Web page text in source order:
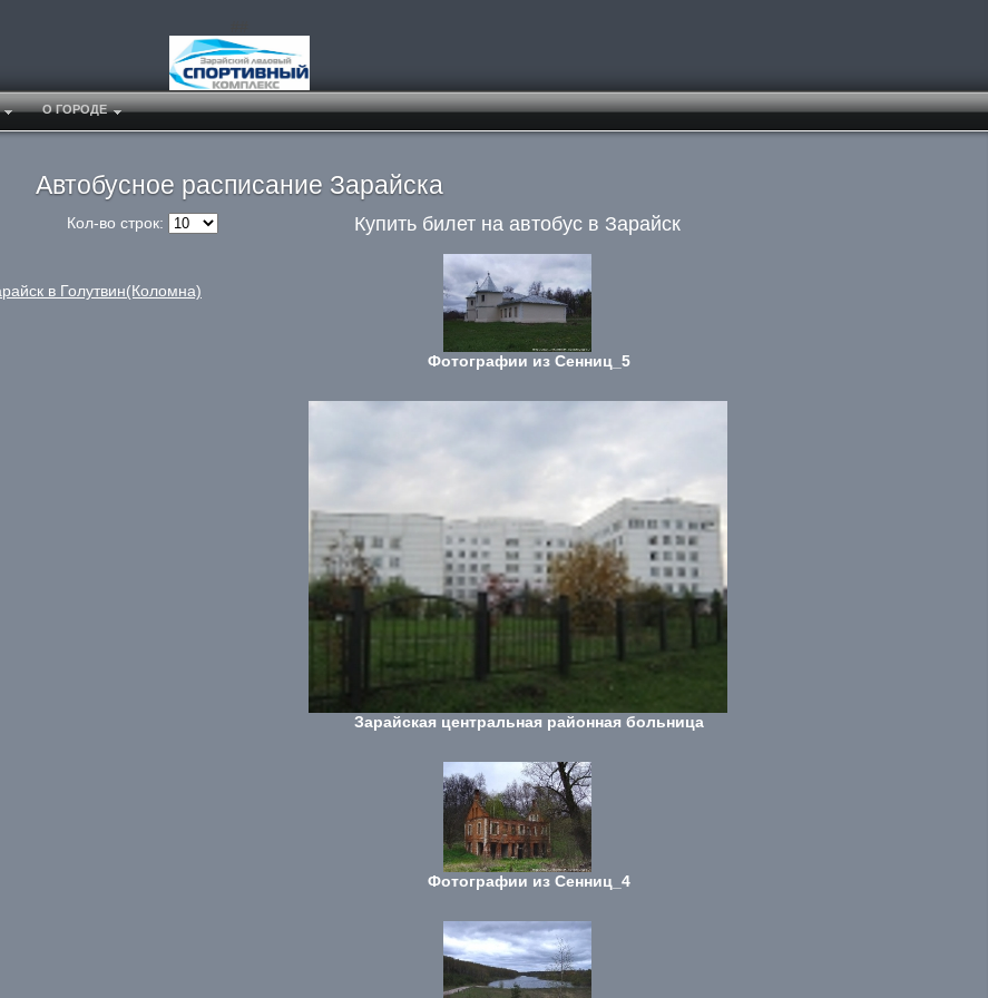
О ГОРОДЕ
Автобусное расписание Зарайска
Кол-во строк:
в Голутвин(Коломна)
Купить билет на автобус в Зарайск
Фотографии из Сенниц_5
Зарайская центральная районная больница
Фотографии из Сенниц_4